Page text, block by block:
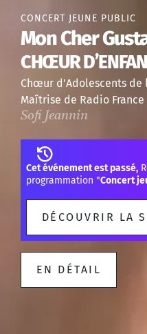
CONCERT JEUNE PUBLIC
Mon Cher
CHŒUR
Chœur d'Adolescents
Maîtrise de Radio France
Sofi Jeannin
Cet événement est passé,
programmation "Concert
DÉCOUVRIR LA
EN DÉTAIL